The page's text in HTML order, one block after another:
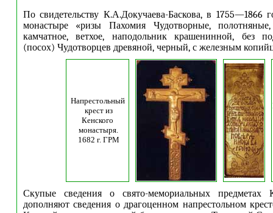
По свидетельству К.А.Докучаева-Баскова, в 1755—1866
монастыре «ризы Пахомия Чудотворные,
камчатное, ветхое, наподольник крашенинной, без
(посох) Чудотворцев древяной, черный, с железным
Напрестольный
крест из
Кенского
монастыря.
1682 г. ГРМ
Скупые сведения о свято-мемориальных предметах
дополняют сведения о драгоценном напрестольном